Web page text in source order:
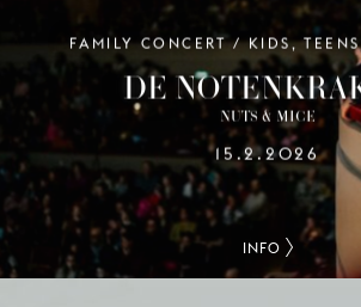
FAMILY CONCERT / KIDS,
DE
NUTS & MICE
15.2.2026
INFO